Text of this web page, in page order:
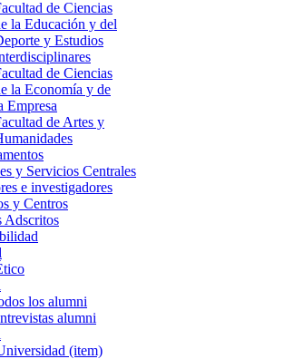
de Ciencias
la Educación y del
y Estudios
de Ciencias
la Economía y de
Empresa
de Artes y
y Servicios Centrales
e investigadores
y Centros
Adscritos
los alumni
alumni
(item)